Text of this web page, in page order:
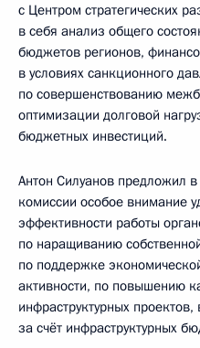
с Центром стратегических
в себя анализ общего
бюджетов регионов,
в условиях санкционного
по совершенствованию
оптимизации долговой
бюджетных инвестиций.
Антон Силуанов предложил
комиссии особое внимание
эффективности работы
по наращиванию
по поддержке
активности, по повышению
инфраструктурных
за счёт инфраструктурных